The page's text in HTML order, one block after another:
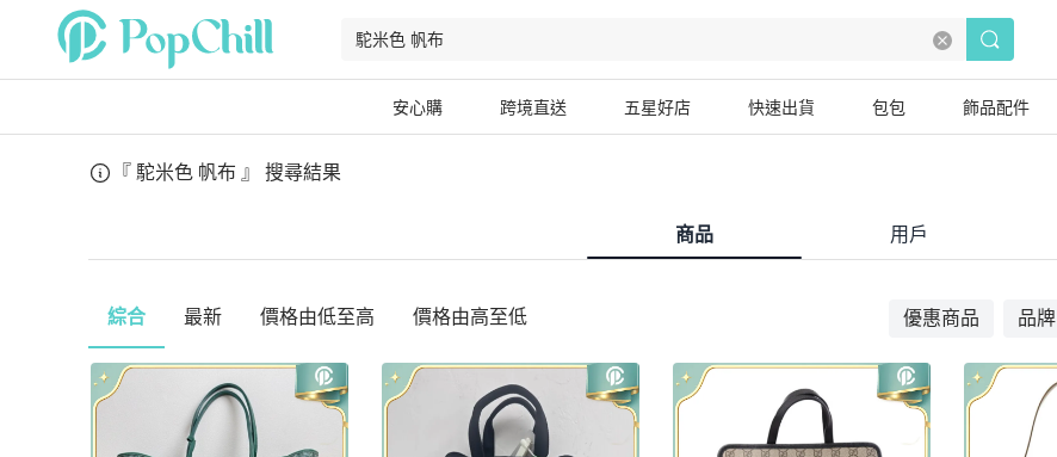
安心購 跨境直送 五星好店 快速出貨 包包 飾品配件
『 駝米色 帆布 』 搜尋結果
商品 用戶
綜合 最新 價格由低至高 價格由高至低 優惠商品 品牌